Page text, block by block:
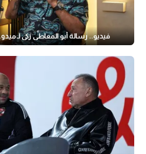
فيديو.. رسالة أبو المعاطي زكي لـ